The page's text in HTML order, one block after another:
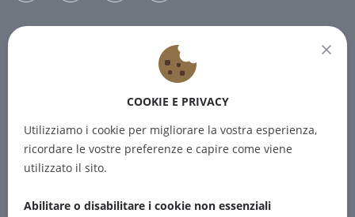
Iscrivetevi alla nostra newsletter per ricevere le ultime notizie.
ABBONARSI
© 2012-2026 PINPOINT.WORLD I marchi e le
COOKIE E PRIVACY
Utilizziamo i cookie per migliorare la vostra esperienza,
ricordare le vostre preferenze e capire come viene
utilizzato il sito.
Abilitare o disabilitare i cookie non essenziali